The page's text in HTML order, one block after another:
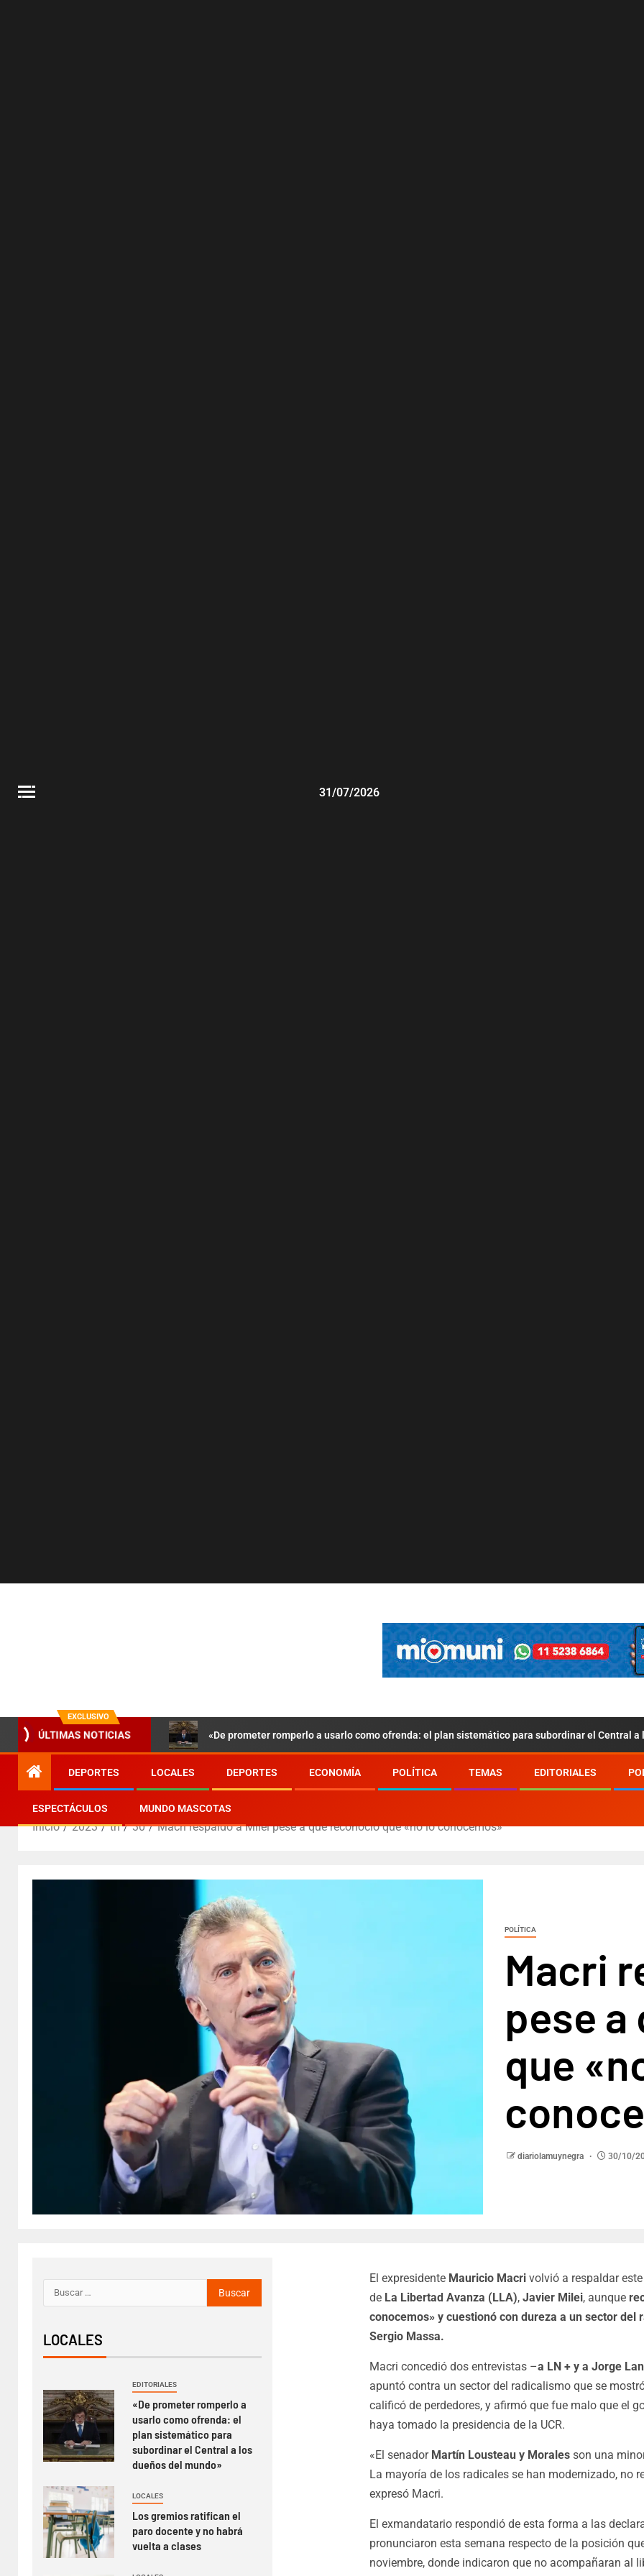
31/07/2026
EXCLUSIVO
ÚLTIMAS NOTICIAS «De prometer romperlo a usarlo como ofrenda: el plan sistemático para subordinar el Central a
DEPORTES LOCALES DEPORTES ECONOMÍA POLÍTICA TEMAS EDITORIALES
ESPECTÁCULOS MUNDO MASCOTAS
Inicio 2023 th 30 Macri respaldo a Milei pese a que reconoció que «no lo conocemos»
POLÍTICA
Macri
pese
que
diariolamuynegra 30/10/
El expresidente Mauricio Macrivolvió a respaldar
de La Libertad Avanza (LLA), Javier Milei, aunque
conocemos» y cuestionó con dureza a un sector del
Sergio Massa.
Macri concedió dos entrevistas –a LN + y a Jorge
apuntó contra un sector del radicalismo que se
calificó de perdedores, y afirmó que fue malo que el
haya tomado la presidencia de la UCR.
«El senadorMartín Lousteau y Moralesson una
La mayoría de los radicales se han modernizado, no
expresó Macri.
El exmandatario respondió de esta forma a las
pronunciaron esta semana respecto de la posición
noviembre, donde indicaron que no acompañaran al
LOCALES
EDITORIALES
«De prometer romperlo a
usarlo como ofrenda: el
plan sistemático para
subordinar el Central a los
dueños del mundo»
LOCALES
Los gremios ratifican el
paro docente y no habrá
vuelta a clases